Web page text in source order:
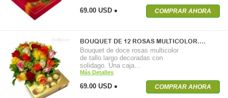
69.00 USD COMPRAR AHORA
BOUQUET DE 12 ROSAS MULTICOLOR.…
Bouquet de doce rosas multicolor
de tallo largo decoradas con
solidago. Una caja…
Más Detalles
69.00 USD COMPRAR AHORA